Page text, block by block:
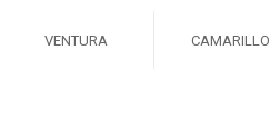
VENTURA CAMARILLO